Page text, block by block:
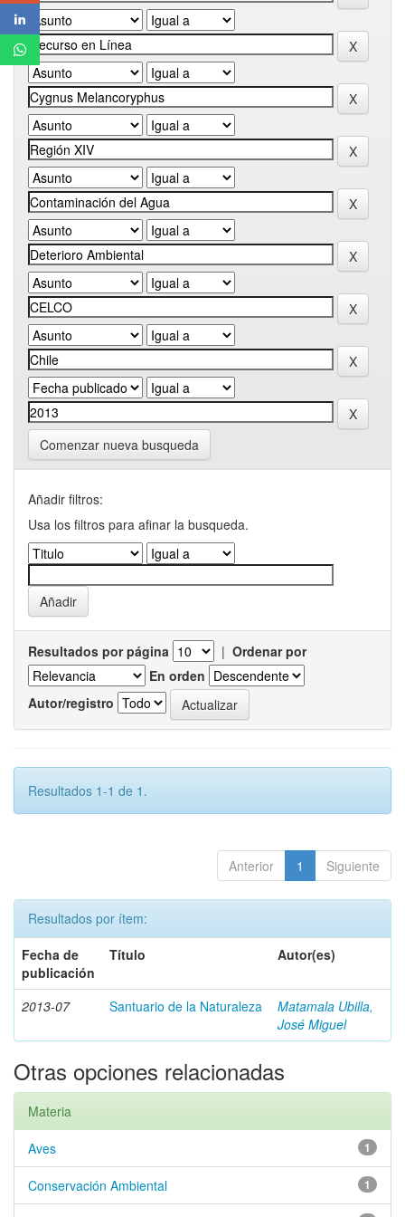
Comenzar nueva busqueda
Añadir filtros:
Usa los filtros para afinar la busqueda.
Resultados por página | Ordenar por
En orden
Autor/registro
Resultados 1-1 de 1.
Anterior 1 Siguiente
Resultados por ítem:
Fecha de
publicación
Título Autor(es)
2013-07 Santuario de la Naturaleza
Matamala Ubilla,
José Miguel
Otras opciones relacionadas
Materia
1
Aves
1
Conservación Ambiental